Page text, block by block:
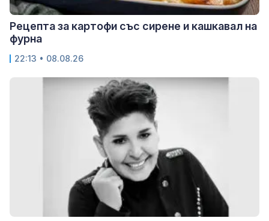
Рецепта за картофи със сирене и кашкавал на
фурна
22:13 • 08.08.26